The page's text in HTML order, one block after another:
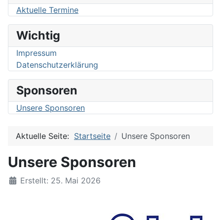
Aktuelle Termine
Wichtig
Impressum
Datenschutzerklärung
Sponsoren
Unsere Sponsoren
Aktuelle Seite: Startseite Unsere Sponsoren
Unsere Sponsoren
DetailsErstellt: 25. Mai 2026